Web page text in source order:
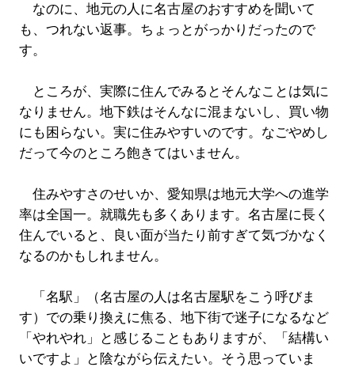
なのに、地元の人に名古屋のおすすめを聞いて
も、つれない返事。ちょっとがっかりだったので
す。
ところが、実際に住んでみるとそんなことは気に
なりません。地下鉄はそんなに混まないし、買い物
にも困らない。実に住みやすいのです。なごやめし
だって今のところ飽きてはいません。
住みやすさのせいか、愛知県は地元大学への進学
率は全国一。就職先も多くあります。名古屋に長く
住んでいると、良い面が当たり前すぎて気づかなく
なるのかもしれません。
「名駅」（名古屋の人は名古屋駅をこう呼びま
す）での乗り換えに焦る、地下街で迷子になるなど
「やれやれ」と感じることもありますが、「結構い
いですよ」と陰ながら伝えたい。そう思っていま